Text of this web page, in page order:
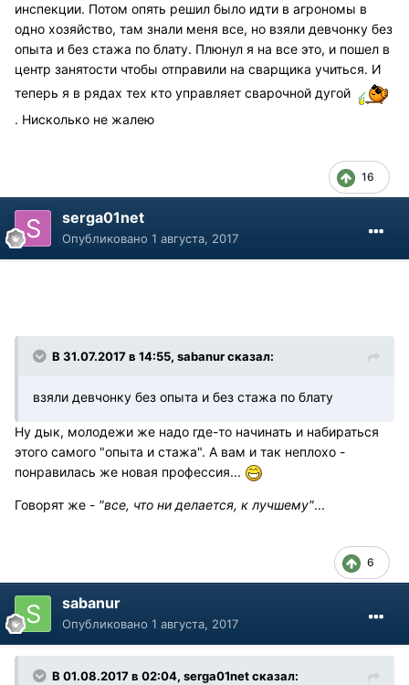
инспекции. Потом опять решил было идти в агрономы в
одно хозяйство, там знали меня все, но взяли девчонку без
опыта и без стажа по блату. Плюнул я на все это, и пошел в
центр занятости чтобы отправили на сварщика учиться. И
теперь я в рядах тех кто управляет сварочной дугой
. Нисколько не жалею
16
serga01net
Опубликовано 1 августа, 2017
В 31.07.2017 в 14:55, sabanur сказал:
взяли девчонку без опыта и без стажа по блату
Ну дык, молодежи же надо где-то начинать и набираться
этого самого "опыта и стажа". А вам и так неплохо -
понравилась же новая профессия...
Говорят же - "все, что ни делается, к лучшему"...
6
sabanur
Опубликовано 1 августа, 2017
В 01.08.2017 в 02:04, serga01net сказал: